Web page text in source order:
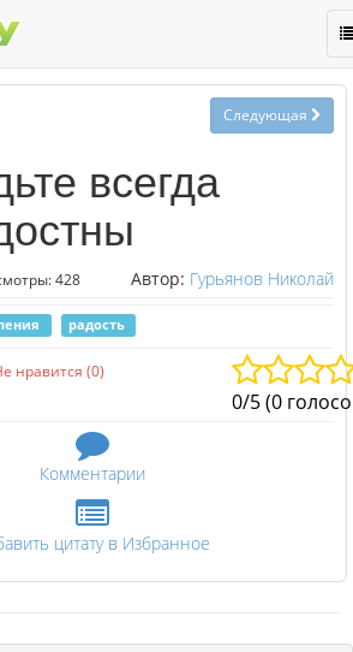
Следующая
всегда
428 Автор: Гурьянов Николай
радость
нравится (0)
0/5 (0
Комментарии
цитату в Избранное